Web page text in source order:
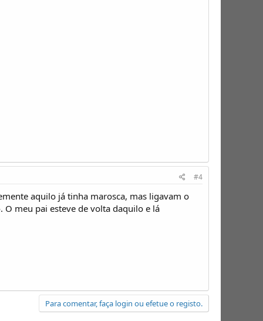
#4
aquilo já tinha marosca, mas ligavam o
meu pai esteve de volta daquilo e lá
Para comentar, faça login ou efetue o registo.